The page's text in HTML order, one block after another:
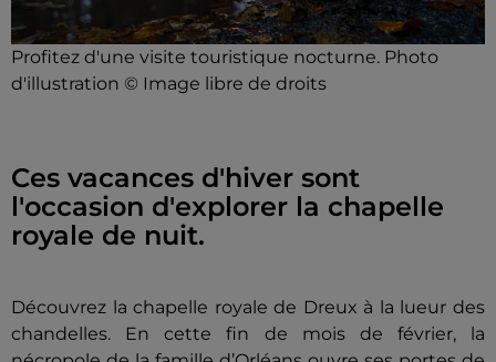
Profitez d'une visite touristique nocturne. Photo
d'illustration © Image libre de droits
Ces vacances d'hiver sont
l'occasion d'explorer la chapelle
royale de nuit.
Découvrez la chapelle royale de Dreux à la lueur des
chandelles. En cette fin de mois de février, la